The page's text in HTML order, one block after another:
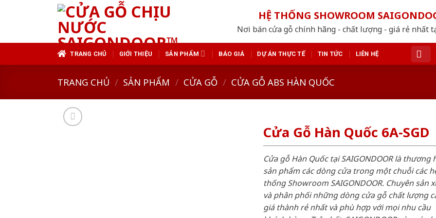
HỆ THỐNG SHOWROOM
Nơi bán cửa gỗ chính hãng - chất lượng - giá rẻ nhất
TRANG CHỦ GIỚI THIỆU SẢN PHẨM BÁO GIÁ DỰ ÁN THỰC TẾ TIN TỨC LIÊN HỆ
TRANG CHỦ / SẢN PHẨM / CỬA GỖ / CỬA GỖ ABS HÀN QUỐC
Cửa Gỗ Hàn Quốc 6A-SGD
Cửa gỗ Hàn Quốc tại SAIGONDOOR là thương
sản phẩm các dòng cửa trong một chuỗi các
thống Showroom SAIGONDOOR. Chuyên sản
và phân phối những dòng cửa gỗ chất lượng
giá thành rẻ nhất và phù hợp với mọi nhu cầu